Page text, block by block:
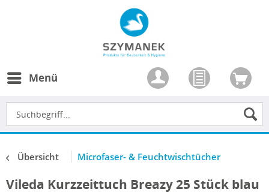
Menü
Übersicht Microfaser- & Feuchtwischtücher
Vileda Kurzzeittuch Breazy 25 Stück blau